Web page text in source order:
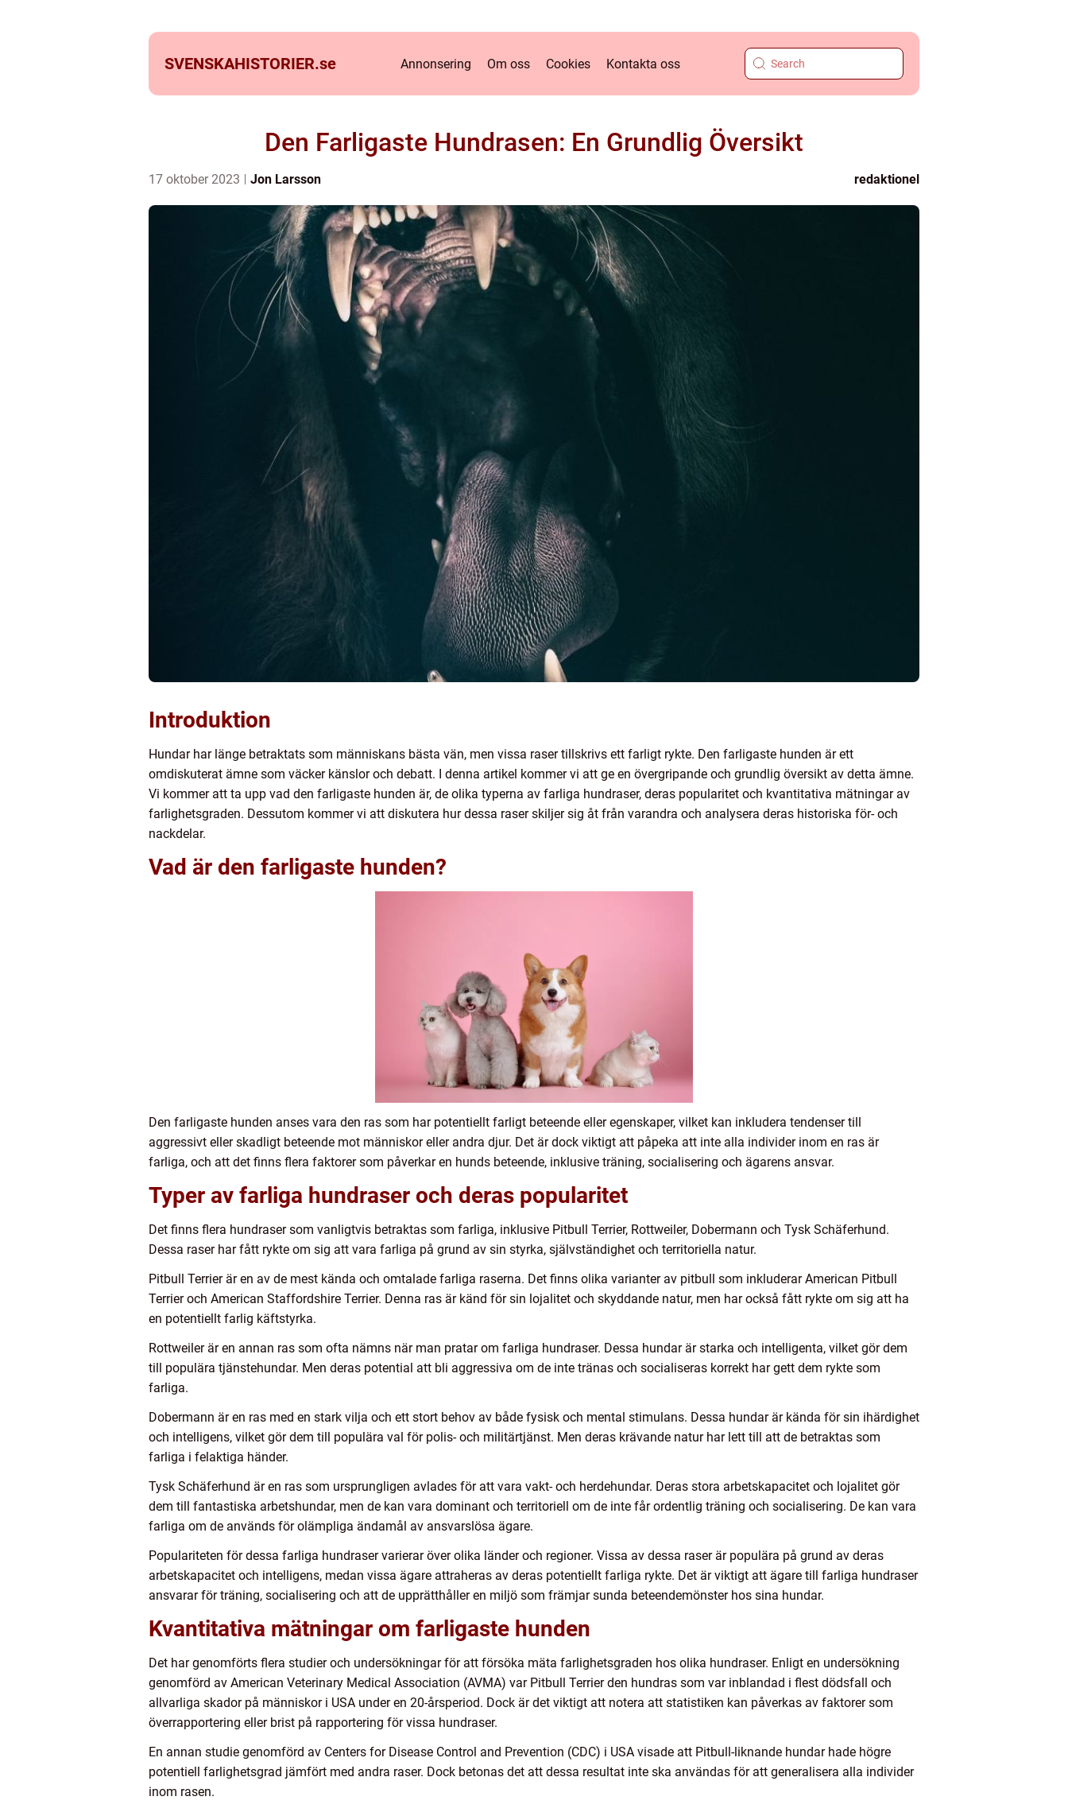
SVENSKAHISTORIER.se Annonsering Om oss Cookies Kontakta oss
Den Farligaste Hundrasen: En Grundlig Översikt
17 oktober 2023 Jon Larsson redaktionel
Introduktion
Hundar har länge betraktats som människans bästa vän, men vissa raser tillskrivs ett farligt rykte. Den farligaste hunden är ett
omdiskuterat ämne som väcker känslor och debatt. I denna artikel kommer vi att ge en övergripande och grundlig översikt av detta ämne.
Vi kommer att ta upp vad den farligaste hunden är, de olika typerna av farliga hundraser, deras popularitet och kvantitativa mätningar av
farlighetsgraden. Dessutom kommer vi att diskutera hur dessa raser skiljer sig åt från varandra och analysera deras historiska för- och
nackdelar.
Vad är den farligaste hunden?
Den farligaste hunden anses vara den ras som har potentiellt farligt beteende eller egenskaper, vilket kan inkludera tendenser till
aggressivt eller skadligt beteende mot människor eller andra djur. Det är dock viktigt att påpeka att inte alla individer inom en ras är
farliga, och att det finns flera faktorer som påverkar en hunds beteende, inklusive träning, socialisering och ägarens ansvar.
Typer av farliga hundraser och deras popularitet
Det finns flera hundraser som vanligtvis betraktas som farliga, inklusive Pitbull Terrier, Rottweiler, Dobermann och Tysk Schäferhund.
Dessa raser har fått rykte om sig att vara farliga på grund av sin styrka, självständighet och territoriella natur.
Pitbull Terrier är en av de mest kända och omtalade farliga raserna. Det finns olika varianter av pitbull som inkluderar American Pitbull
Terrier och American Staffordshire Terrier. Denna ras är känd för sin lojalitet och skyddande natur, men har också fått rykte om sig att ha
en potentiellt farlig käftstyrka.
Rottweiler är en annan ras som ofta nämns när man pratar om farliga hundraser. Dessa hundar är starka och intelligenta, vilket gör dem
till populära tjänstehundar. Men deras potential att bli aggressiva om de inte tränas och socialiseras korrekt har gett dem rykte som
farliga.
Dobermann är en ras med en stark vilja och ett stort behov av både fysisk och mental stimulans. Dessa hundar är kända för sin ihärdighet
och intelligens, vilket gör dem till populära val för polis- och militärtjänst. Men deras krävande natur har lett till att de betraktas som
farliga i felaktiga händer.
Tysk Schäferhund är en ras som ursprungligen avlades för att vara vakt- och herdehundar. Deras stora arbetskapacitet och lojalitet gör
dem till fantastiska arbetshundar, men de kan vara dominant och territoriell om de inte får ordentlig träning och socialisering. De kan vara
farliga om de används för olämpliga ändamål av ansvarslösa ägare.
Populariteten för dessa farliga hundraser varierar över olika länder och regioner. Vissa av dessa raser är populära på grund av deras
arbetskapacitet och intelligens, medan vissa ägare attraheras av deras potentiellt farliga rykte. Det är viktigt att ägare till farliga hundraser
ansvarar för träning, socialisering och att de upprätthåller en miljö som främjar sunda beteendemönster hos sina hundar.
Kvantitativa mätningar om farligaste hunden
Det har genomförts flera studier och undersökningar för att försöka mäta farlighetsgraden hos olika hundraser. Enligt en undersökning
genomförd av American Veterinary Medical Association (AVMA) var Pitbull Terrier den hundras som var inblandad i flest dödsfall och
allvarliga skador på människor i USA under en 20-årsperiod. Dock är det viktigt att notera att statistiken kan påverkas av faktorer som
överrapportering eller brist på rapportering för vissa hundraser.
En annan studie genomförd av Centers for Disease Control and Prevention (CDC) i USA visade att Pitbull-liknande hundar hade högre
potentiell farlighetsgrad jämfört med andra raser. Dock betonas det att dessa resultat inte ska användas för att generalisera alla individer
inom rasen.